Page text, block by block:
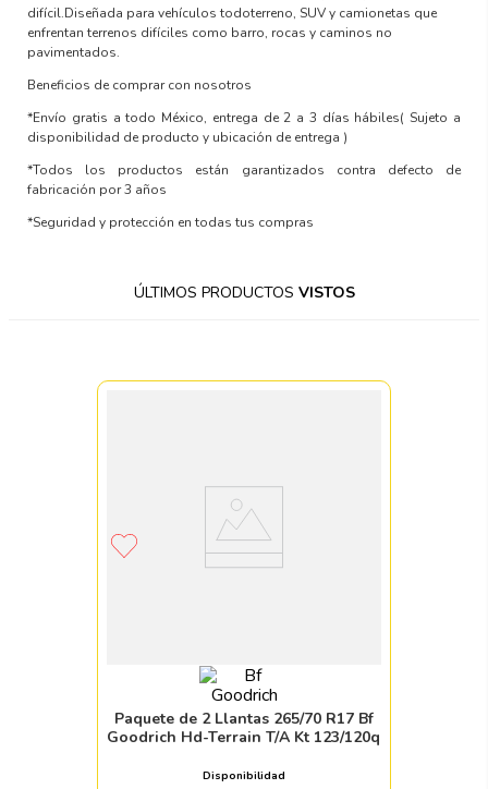
difícil.Diseñada para vehículos todoterreno, SUV y camionetas que
enfrentan terrenos difíciles como barro, rocas y caminos no
pavimentados.
Beneficios de comprar con nosotros
*Envío gratis a todo México, entrega de 2 a 3 días hábiles( Sujeto a
disponibilidad de producto y ubicación de entrega )
*Todos los productos están garantizados contra defecto de
fabricación por 3 años
*Seguridad y protección en todas tus compras
ÚLTIMOS PRODUCTOS VISTOS
Paquete de 2 Llantas 265/70 R17 Bf
Goodrich Hd-Terrain T/A Kt 123/120q
Disponibilidad